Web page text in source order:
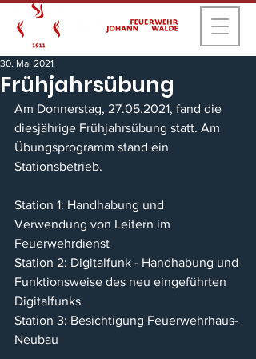
Frühjahrsübung
30. Mai 2021
Am Donnerstag, 27.05.2021, fand die
diesjährige Frühjahrsübung statt. Am
Übungsprogramm stand ein
Stationsbetrieb.
Station 1: Handhabung und
Verwendung von Leitern im
Feuerwehrdienst
Station 2: Digitalfunk - Handhabung und
Funktionsweise des neu eingeführten
Digitalfunks
Station 3: Besichtigung Feuerwehrhaus-
Neubau